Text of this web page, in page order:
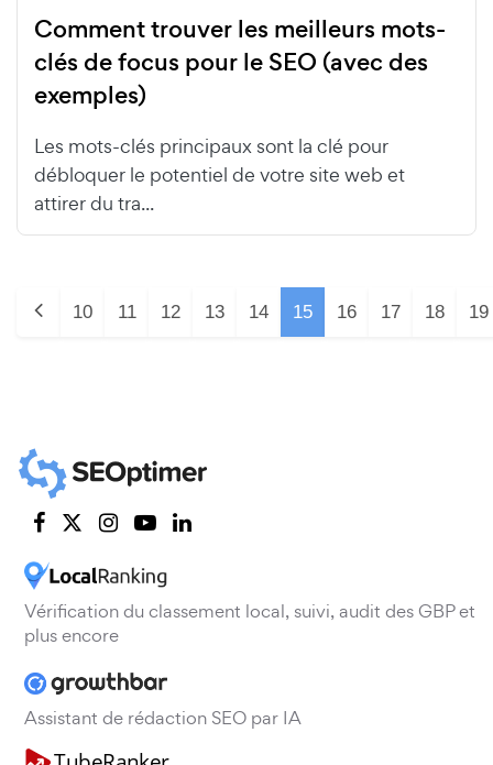
Comment trouver les meilleurs mots-
clés de focus pour le SEO (avec des
exemples)
Les mots-clés principaux sont la clé pour
débloquer le potentiel de votre site web et
attirer du tra...
10 11 12 13 14 15 16 17 18 19
Vérification du classement local, suivi, audit des GBP et
plus encore
Assistant de rédaction SEO par IA